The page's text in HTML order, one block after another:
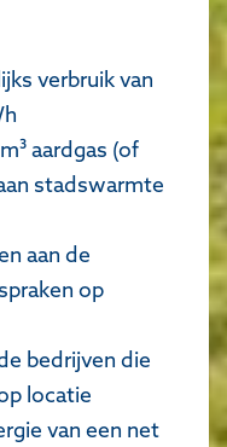
verbruik van
aardgas (of
stadswarmte
aan de
op
bedrijven die
locatie
van een net